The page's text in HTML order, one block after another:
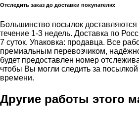
Отследить заказ до доставки покупателю:
Большинство посылок
течение 1-3 недель. Доставка по
7 суток. Упаковка: продавца. Все
премиальным перевозчиком,
будет предоставлен номер
чтобы Вы могли следить за
времени.
Другие работы этого